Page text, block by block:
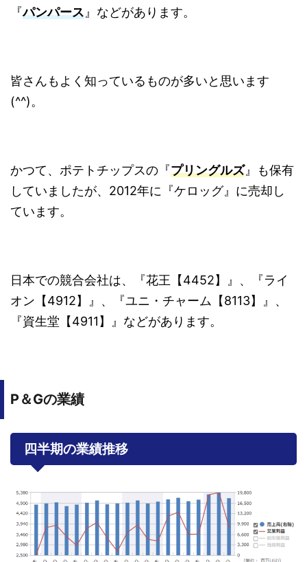
『パンパース 』などがあります。
皆さんもよく知っているものが多いと思います
(^^)。
かつて、ポテトチップスの『プリングルズ』も保有
していましたが、2012年に『ケロッグ』に売却し
ています。
日本での競合会社は、『花王【4452】』、『ライ
オン【4912】』、『ユニ・チャーム【8113】』、
『資生堂【4911】』などがあります。
P＆Gの業績
四半期の業績推移